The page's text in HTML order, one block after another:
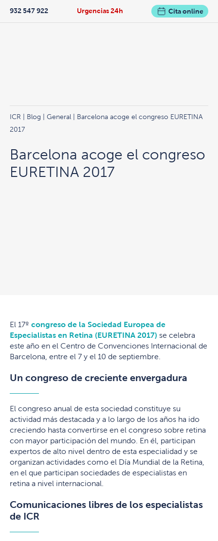
Urgencias 24h
932 547 922 Cita online
ICR Blog General | Barcelona acoge el congreso EURETINA
2017
Barcelona acoge el congreso
EURETINA 2017
El 17º congreso de la Sociedad Europea de
Especialistas en Retina (EURETINA 2017) se celebra
este año en el Centro de Convenciones Internacional de
Barcelona, entre el 7 y el 10 de septiembre.
Un congreso de creciente envergadura
El congreso anual de esta sociedad constituye su
actividad más destacada y a lo largo de los años ha ido
creciendo hasta convertirse en el congreso sobre retina
con mayor participación del mundo. En él, participan
expertos de alto nivel dentro de esta especialidad y se
organizan actividades como el Día Mundial de la Retina,
en el que participan sociedades de especialistas en
retina a nivel internacional.
Comunicaciones libres de los especialistas
de ICR